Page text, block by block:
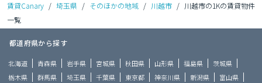
賃貸Canary / 埼玉県 / そのほかの地域 / 川越市 / 川越市の1Kの賃貸物件
一覧
都道府県から探す
北海道 青森県 岩手県 宮城県 秋田県 山形県 福島県
茨城県
栃木県
群馬県 埼玉県 千葉県 東京都 神奈川県 新潟県
富山県